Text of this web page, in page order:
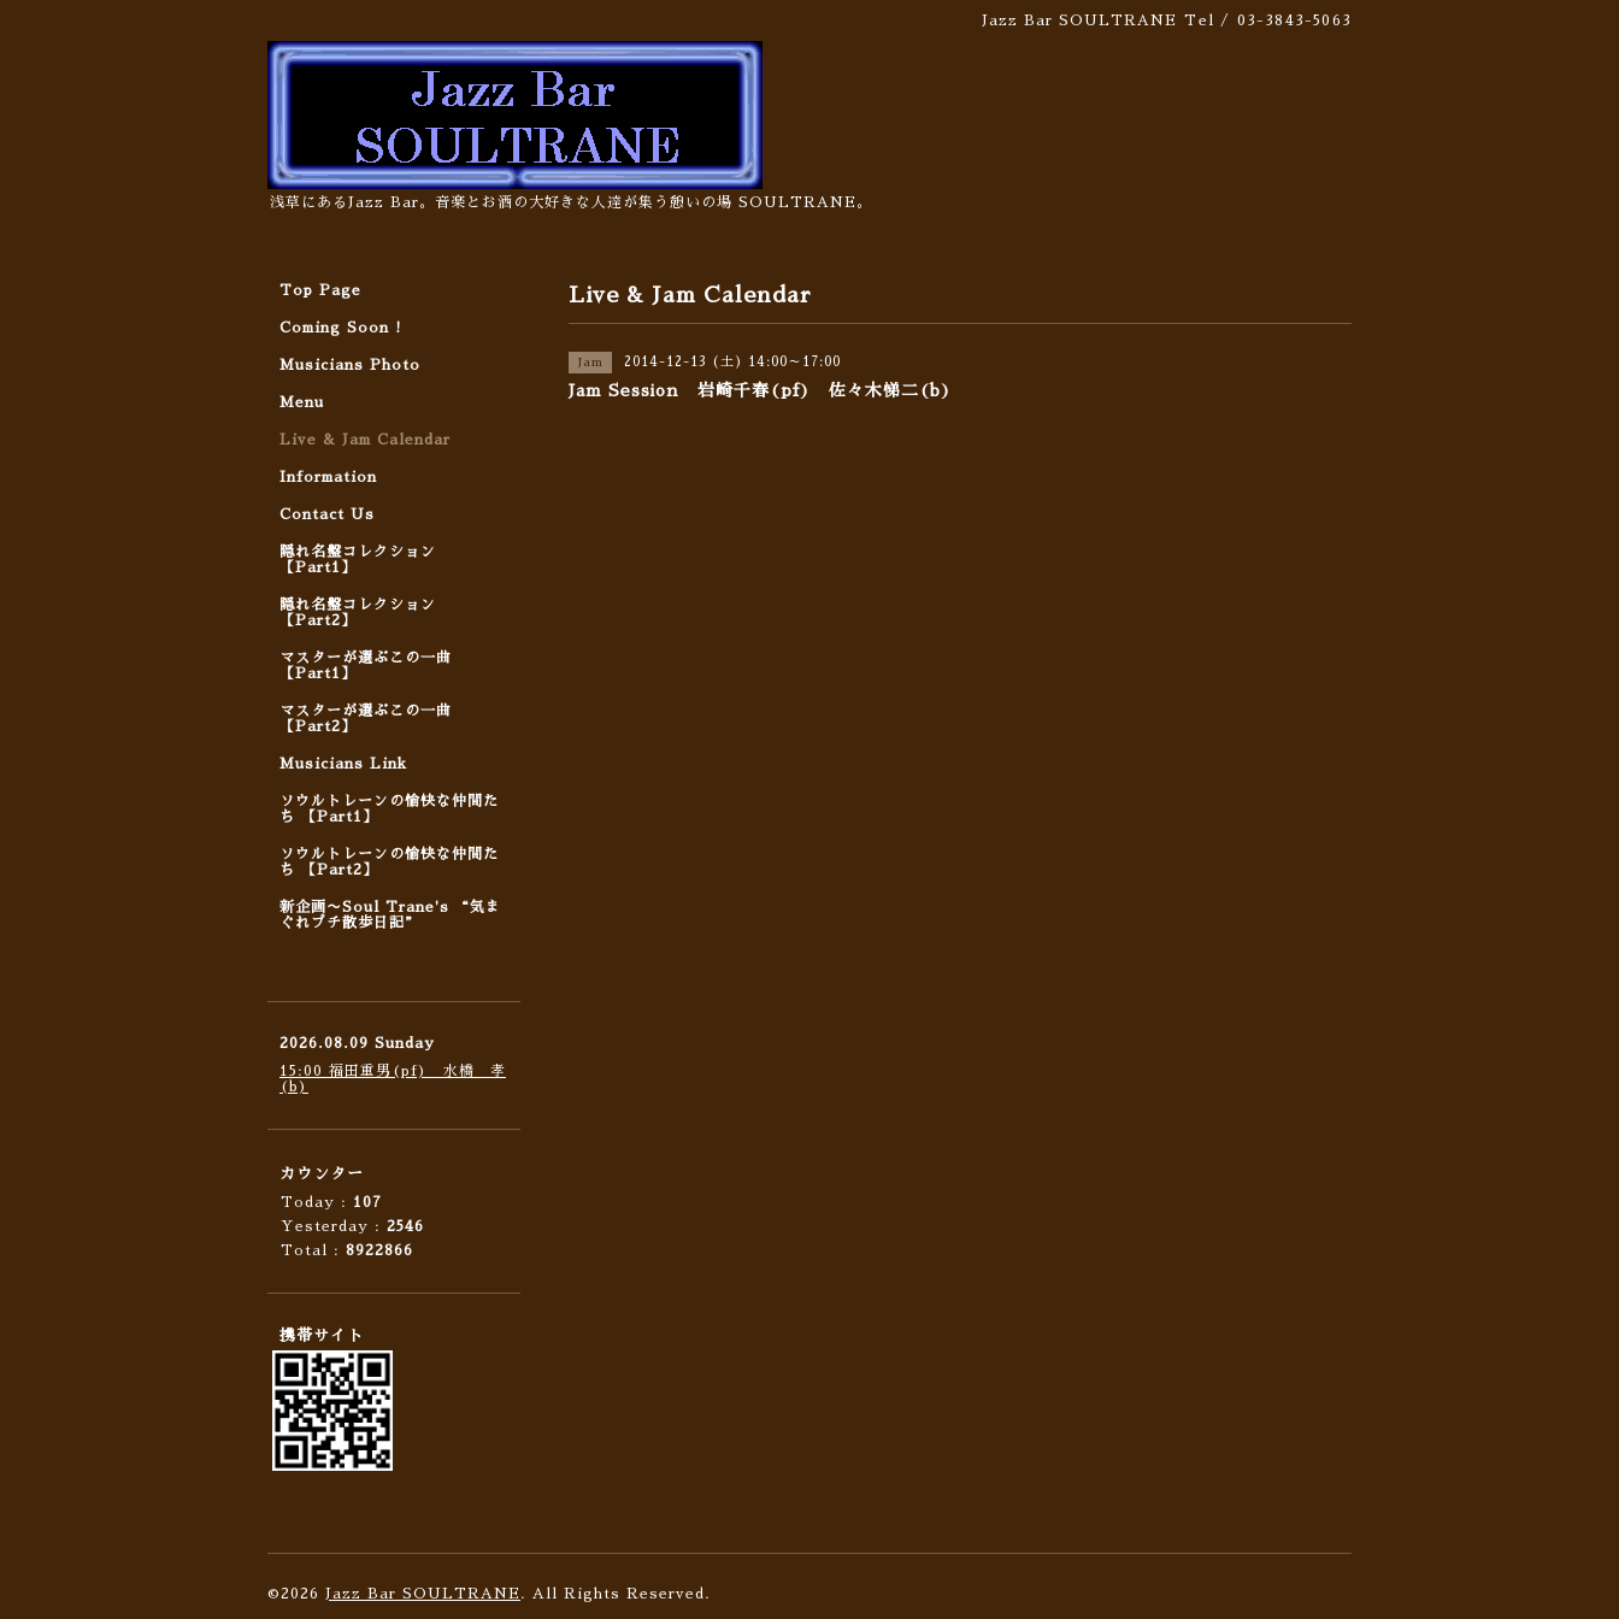
Jazz Bar SOULTRANE Tel / 03-3843-5063
浅草にあるJazz Bar。音楽とお酒の大好きな人達が集う憩いの場 SOULTRANE。
Live & Jam Calendar
Jam 2014-12-13 (土) 14:00～17:00
Jam Session 岩崎千春(pf) 佐々木悌二(b)
Top Page
Coming Soon !
Musicians Photo
Menu
Live & Jam Calendar
Information
Contact Us
隠れ名盤コレクション
【Part1】
隠れ名盤コレクション
【Part2】
マスターが選ぶこの一曲
【Part1】
マスターが選ぶこの一曲
【Part2】
Musicians Link
ソウルトレーンの愉快な仲間た
ち 【Part1】
ソウルトレーンの愉快な仲間た
ち 【Part2】
新企画〜Soul Trane's “気ま
ぐれプチ散歩日記”
2026.08.09 Sunday
15:00 福田重男(pf) 水橋 孝
(b)
カウンター
Today : 107
Yesterday : 2546
Total : 8922866
携帯サイト
©2026 Jazz Bar SOULTRANE . All Rights Reserved.